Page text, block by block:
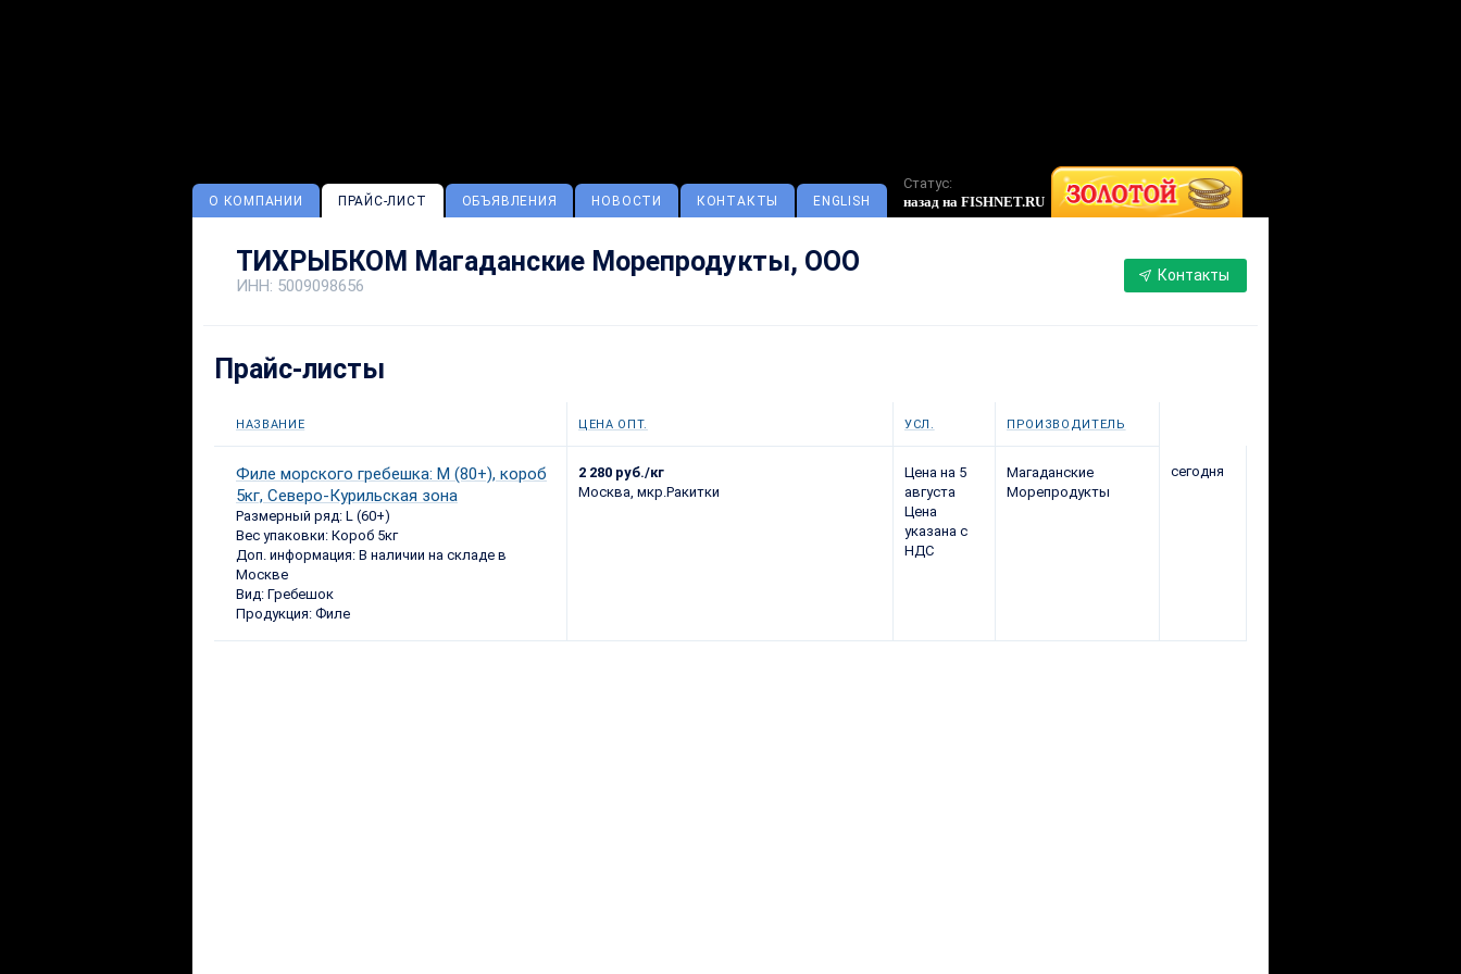
О КОМПАНИИ ПРАЙС-ЛИСТ ОБЪЯВЛЕНИЯ НОВОСТИ КОНТАКТЫ ENGLISH
ТИХРЫБКОМ Магаданские Морепродукты, ООО
ИНН: 5009098656
Контакты
Статус:
назад на FISHNET.RU
Прайс-листы
НАЗВАНИЕ ЦЕНА ОПТ. УСЛ. ПРОИЗВОДИТЕЛЬ
Филе морского гребешка: M (80+), короб
5кг, Северо-Курильская зона
Размерный ряд: L (60+)
Вес упаковки: Короб 5кг
Доп. информация: В наличии на складе в
Москве
Вид: Гребешок
Продукция: Филе
2 280 руб./кг
Москва, мкр.Ракитки
Цена на 5
августа
Цена
указана с
НДС
Магаданские
Морепродукты
сегодня